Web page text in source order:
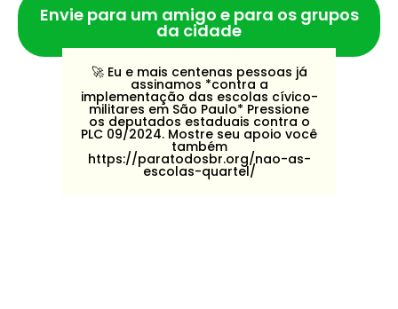
Envie para um amigo e para os grupos
da cidade
🚀️ Eu e mais centenas pessoas já
assinamos *contra a
implementação das escolas cívico-
militares em São Paulo* Pressione
os deputados estaduais contra o
PLC 09/2024. Mostre seu apoio você
também
https://paratodosbr.org/nao-as-
escolas-quartel/